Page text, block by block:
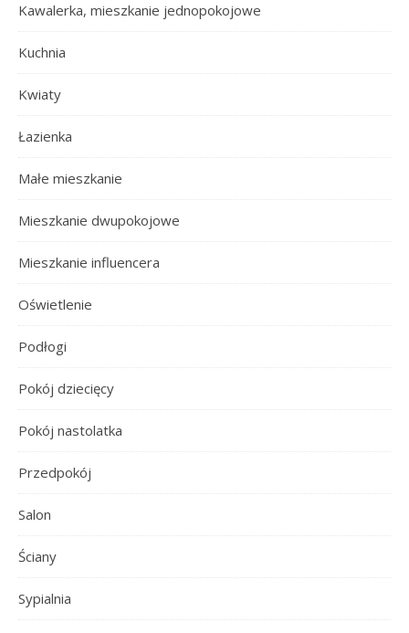
Kawalerka, mieszkanie jednopokojowe
Kuchnia
Kwiaty
Łazienka
Małe mieszkanie
Mieszkanie dwupokojowe
Mieszkanie influencera
Oświetlenie
Podłogi
Pokój dziecięcy
Pokój nastolatka
Przedpokój
Salon
Ściany
Sypialnia